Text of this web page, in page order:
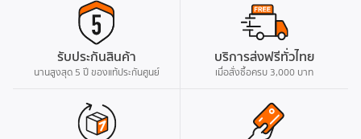
4000mAh ใช้งานได้ยาวนานต่อ
การชาร์จหนึ่งครั้งPBT
Double-Shot Keycapขนาด
Compact 98-Key
รับประกันสินค้า
นานสูงสุด 5 ปี ของแท้ประกันศูนย์
บริการส่งฟรีทั่วไทย
เมื่อสั่งซื้อครบ 3,000 บาท